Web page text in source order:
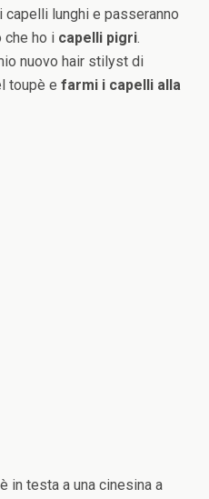
lunghi e passeranno
che ho i capelli pigri.
nuovo hair stilyst di
toupè e farmi i capelli alla
in testa a una cinesina a